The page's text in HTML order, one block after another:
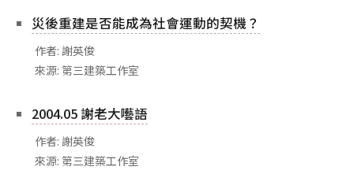
災後重建是否能成為社會運動的契機？
作者: 謝英俊
來源: 第三建築工作室
2004.05 謝老大囈語
作者: 謝英俊
來源: 第三建築工作室